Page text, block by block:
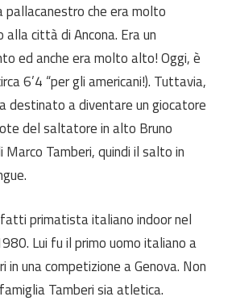
pallacanestro che era molto
città di Ancona. Era un
ed anche era molto alto! Oggi, è
6’4 “per gli americani!). Tuttavia,
destinato a diventare un giocatore
del saltatore in alto Bruno
Marco Tamberi, quindi il salto in
primatista italiano indoor nel
Lui fu il primo uomo italiano a
una competizione a Genova. Non
Tamberi sia atletica.